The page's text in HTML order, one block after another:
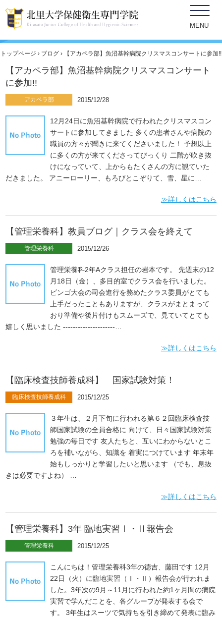
MENU
ブログ
トップページ › ブログ › 【アカペラ部】魚沼基幹病院クリスマスコンサートに参加!!
【アカペラ部】魚沼基幹病院クリスマスコンサート
に参加!!
アカペラ部 2015/12/28
12月24日に魚沼基幹病院で行われたクリスマスコン
サートに参加してきました 多くの患者さんや病院の
職員の方々が聞きに来てくださいました！ 予想以上
に多くの方が来てくださってびっくり 二階が吹き抜
けになっていて、上からもたくさんの方に観ていた
だきました。 アニーローリー、もろびとこぞりて、雪、星に…
≫詳しくはこちら
【管理栄養科】教員ブログ｜クラス会を終えて
管理栄養科 2015/12/26
管理栄養科2年Aクラス担任の岩本です。 先週末の12
月18日（金）、多目的室でクラス会を行いました。
ビンゴ大会の司会進行を務めたクラス委員がとても
上手だったこともありますが、クラスがまとまって
おり準備や後片付けもスムーズで、見ていてとても
嬉しく思いました ---------------------…
≫詳しくはこちら
【臨床検査技師養成科】 国家試験対策！
臨床検査技師養成科 2015/12/25
３年生は、２月下旬に行われる第６２回臨床検査技
師国家試験の全員合格に 向けて、日々国家試験対策
勉強の毎日です 友人たちと、互いにわからないとこ
ろを補いながら、知識を 着実につけています 年末年
始もしっかりと学習したいと思います （でも、息抜
きは必要ですよね） …
≫詳しくはこちら
【管理栄養科】3年 臨地実習Ⅰ・Ⅱ報告会
管理栄養科 2015/12/25
こんにちは！管理栄養科3年の徳吉、藤田です 12月
22日（火）に臨地実習（Ⅰ・Ⅱ）報告会が行われま
した。3年次の9月～11月に行われた約1ヶ月間の病院
実習で学んだことを、各グループが発表する会で
す。 3年生はスーツで気持ちを引き締めて発表に臨み